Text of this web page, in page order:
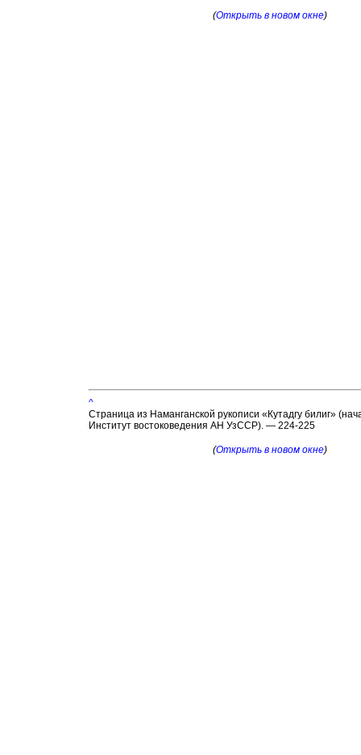
(Открыть в новом окне)
^
Страница из Наманганской рукописи «Кутадгу билиг»
Институт востоковедения АН УзССР). — 224-225
(Открыть в новом окне)